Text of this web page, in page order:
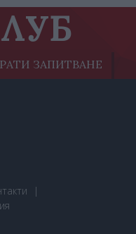
ЗАПИТВАНЕ